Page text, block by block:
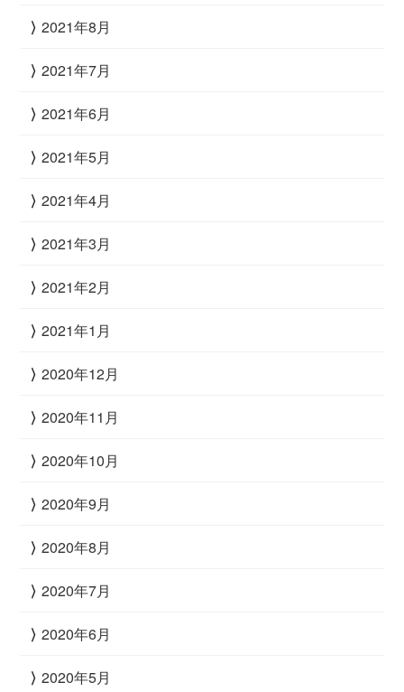
2021年8月
2021年7月
2021年6月
2021年5月
2021年4月
2021年3月
2021年2月
2021年1月
2020年12月
2020年11月
2020年10月
2020年9月
2020年8月
2020年7月
2020年6月
2020年5月